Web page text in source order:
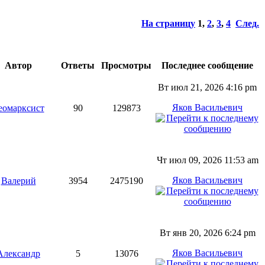
На страницу 1, 2, 3, 4 След.
Автор Ответы Просмотры Последнее сообщение
90 129873
Вт июл 21, 2026 4:16 pm
Яков Васильевич
Валерий 3954 2475190
Чт июл 09, 2026 11:53 am
Яков Васильевич
5 13076
Вт янв 20, 2026 6:24 pm
Яков Васильевич